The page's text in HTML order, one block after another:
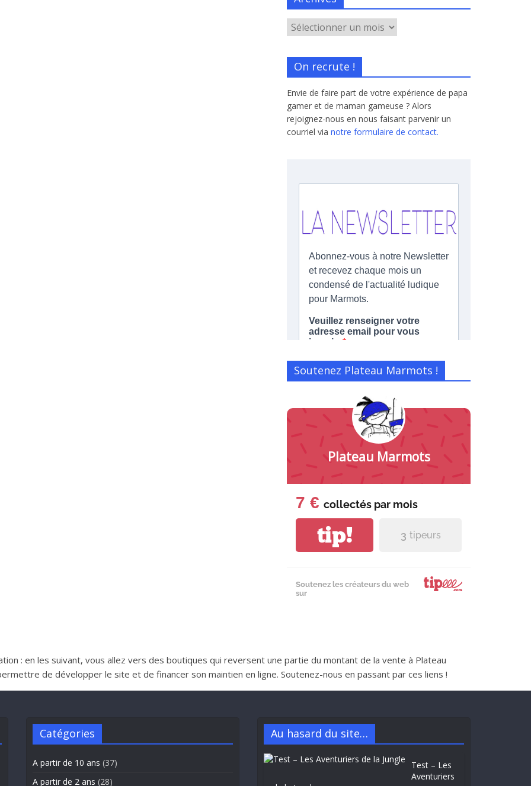
On recrute !
Envie de faire part de votre expérience de papa
gamer et de maman gameuse ? Alors
rejoignez-nous en nous faisant parvenir un
courriel via notre formulaire de contact.
Soutenez Plateau Marmots !
Plateau Marmots
7 € collectés par mois
tip! 3 tipeurs
Soutenez les créateurs du web
sur
: en les suivant, vous allez vers des boutiques qui reversent une partie du montant de la vente à Plateau
de développer le site et de financer son maintien en ligne. Soutenez-nous en passant par ces liens !
Catégories
A partir de 10 ans (37)
A partir de 2 ans (28)
Au hasard du site…
Test – Les
Aventuriers